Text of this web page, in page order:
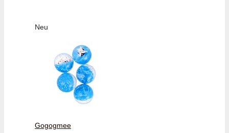
Neu
Gogogmee